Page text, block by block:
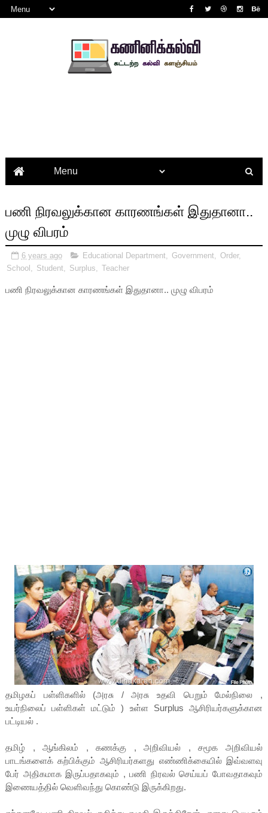
பணி நிரவலுக்கான காரணங்கள் இதுதானா..
முழு விபரம்
6 years ago Educational Department Government Order,
School
Student Surplus Teacher
பணி நிரவலுக்கான காரணங்கள் இதுதானா.. முழு விபரம்
தமிழகப் பள்ளிகளில் (அரசு / அரசு உதவி பெறும் மேல்நிலை ,
உயர்நிலைப் பள்ளிகள் மட்டும் ) உள்ள Surplus ஆசிரியர்களுக்கான
பட்டியல் .
தமிழ் , ஆங்கிலம் , கணக்கு , அறிவியல் , சமூக அறிவியல்
பாடங்களைக் கற்பிக்கும் ஆசிரியர்களது எண்ணிக்கையில் இவ்வளவு
பேர் அதிகமாக இருப்பதாகவும் , பணி நிரவல் செய்யப் போவதாகவும்
இணையத்தில் வெளிவந்து கொண்டு இருக்கிறது.